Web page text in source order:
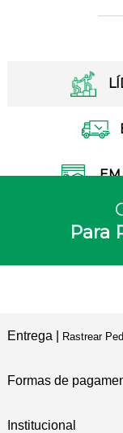
Para
Entrega | Rastrear
Formas de
Institucional